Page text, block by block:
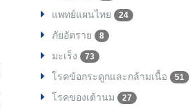
แพทย์แผนไทย 24
ภัยอัตราย 8
มะเร็ง 73
โรคข้อกระดูกและกล้ามเนื้อ 51
โรคของเต้านม 27